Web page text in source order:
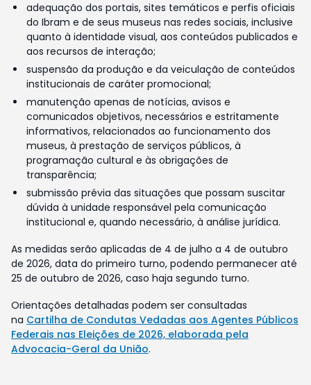
adequação dos portais, sites temáticos e perfis oficiais
do Ibram e de seus museus nas redes sociais, inclusive
quanto à identidade visual, aos conteúdos publicados e
aos recursos de interação;
suspensão da produção e da veiculação de conteúdos
institucionais de caráter promocional;
manutenção apenas de notícias, avisos e
comunicados objetivos, necessários e estritamente
informativos, relacionados ao funcionamento dos
museus, à prestação de serviços públicos, à
programação cultural e às obrigações de
transparência;
submissão prévia das situações que possam suscitar
dúvida à unidade responsável pela comunicação
institucional e, quando necessário, à análise jurídica.
As medidas serão aplicadas de 4 de julho a 4 de outubro
de 2026, data do primeiro turno, podendo permanecer até
25 de outubro de 2026, caso haja segundo turno.
Orientações detalhadas podem ser consultadas
na Cartilha de Condutas Vedadas aos Agentes Públicos
Federais nas Eleições de 2026, elaborada pela
Advocacia-Geral da União.